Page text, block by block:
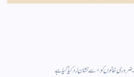
ضروری خانوں کو*سے نشان زد کیا گیا ہے